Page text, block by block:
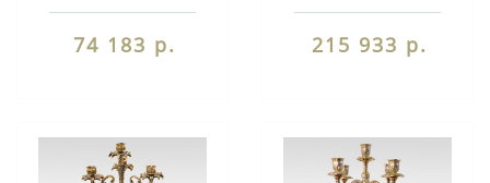
74 183 р. 215 933 р.